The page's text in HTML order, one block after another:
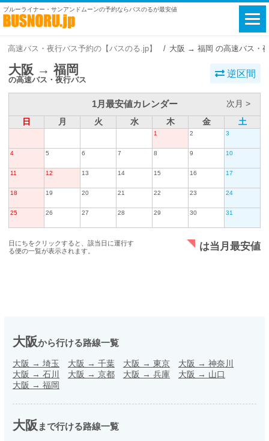
ブルーライナー・サンアンドムーンの予約ならバスのるが最安値
高速バス・夜行バス予約の【バスのる.jp】 大阪 → 福岡 の高速バス・
大阪 → 福岡
の高速バス・夜行バス
逆区間
1月最安値カレンダー
次月 >
日
月 火 水 木 金 土
1 2 3
4 5 6 7 8 9 10
11 12 13 14 15 16 17
18 19 20 21 22 23 24
25 26 27 28 29 30 31
日にちをクリックすると、該当日に運行す
る便の一覧が表示されます。
は当月最安値
大阪から行ける路線一覧
大阪 → 埼玉 大阪 → 千葉 大阪 → 東京 大阪 → 神奈川
大阪 → 石川 大阪 → 京都 大阪 → 兵庫 大阪 → 山口
大阪 → 福岡
大阪 まで行ける路線一覧